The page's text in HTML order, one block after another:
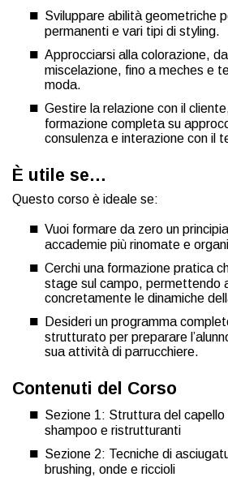
Sviluppare abilità geometriche
permanenti e vari tipi di styling.
Approcciarsi alla colorazione,
miscelazione, fino a meches e
moda.
Gestire la relazione con il
formazione completa su
consulenza e interazione con il
È utile se…
Questo corso è ideale se:
Vuoi formare da zero un
accademie più rinomate e
Cerchi una formazione pratica
stage sul campo, permettendo
concretamente le dinamiche
Desideri un programma
strutturato per preparare
sua attività di parrucchiere.
Contenuti del Corso
Sezione 1: Struttura del capello
shampoo e ristrutturanti
Sezione 2: Tecniche di
brushing, onde e riccioli